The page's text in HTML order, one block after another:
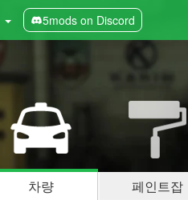
5mods on Discord
차량 페인트잡